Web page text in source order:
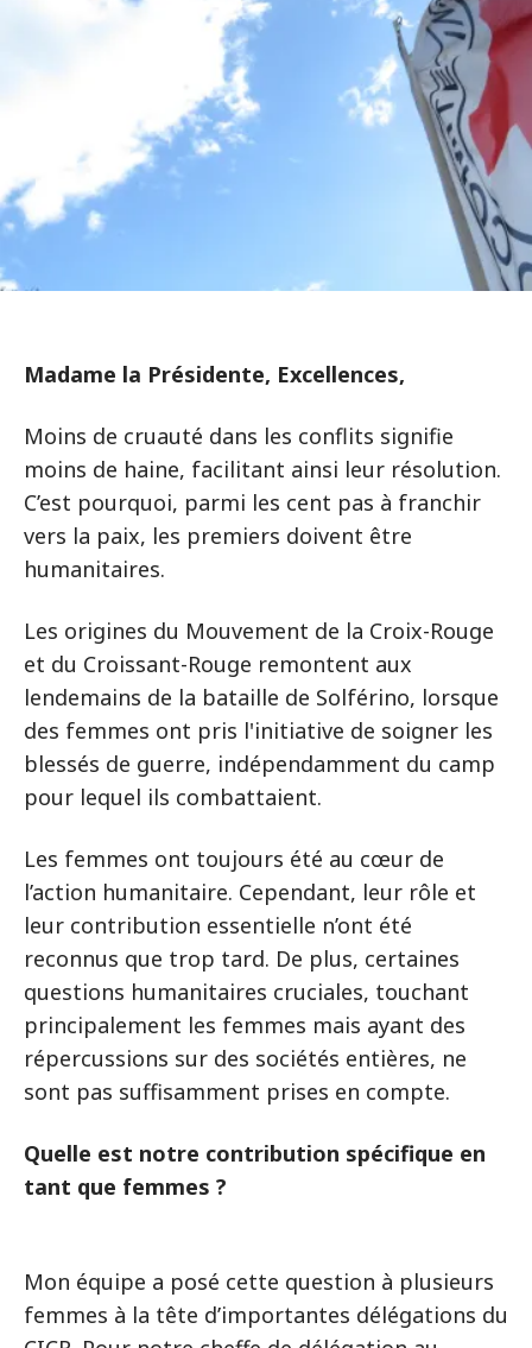
Madame la Présidente, Excellences,
Moins de cruauté dans les conflits signifie
moins de haine, facilitant ainsi leur résolution.
C’est pourquoi, parmi les cent pas à franchir
vers la paix, les premiers doivent être
humanitaires.
Les origines du Mouvement de la Croix-Rouge
et du Croissant-Rouge remontent aux
lendemains de la bataille de Solférino, lorsque
des femmes ont pris l'initiative de soigner les
blessés de guerre, indépendamment du camp
pour lequel ils combattaient.
Les femmes ont toujours été au cœur de
l’action humanitaire. Cependant, leur rôle et
leur contribution essentielle n’ont été
reconnus que trop tard. De plus, certaines
questions humanitaires cruciales, touchant
principalement les femmes mais ayant des
répercussions sur des sociétés entières, ne
sont pas suffisamment prises en compte.
Quelle est notre contribution spécifique en
tant que femmes ?
Mon équipe a posé cette question à plusieurs
femmes à la tête d’importantes délégations du